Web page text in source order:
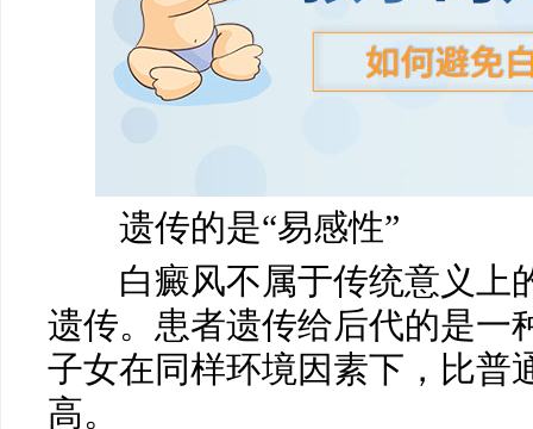
遗传的是“易感性”
白癜风不属于传统意义上
遗传。患者遗传给后代的是一
子女在同样环境因素下，比普
高。
马小玲
常州白癜风医院
医生